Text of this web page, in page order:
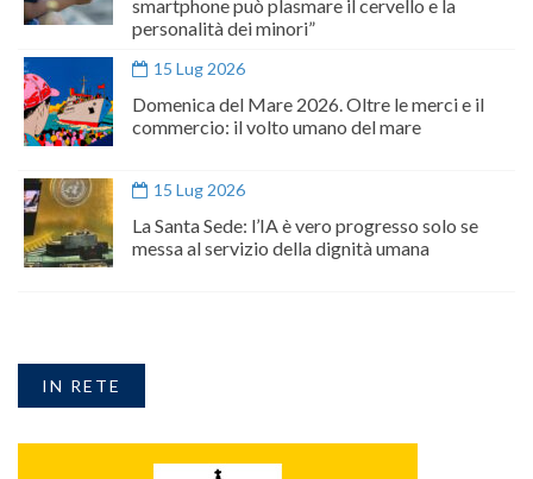
smartphone può plasmare il cervello e la
personalità dei minori”
15 Lug 2026
Domenica del Mare 2026. Oltre le merci e il
commercio: il volto umano del mare
15 Lug 2026
La Santa Sede: l’IA è vero progresso solo se
messa al servizio della dignità umana
IN RETE